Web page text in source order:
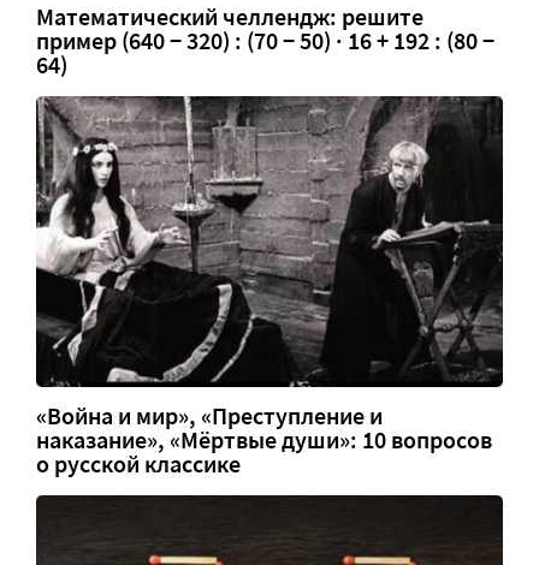
Математический челлендж: решите
пример (640 − 320) : (70 − 50) · 16 + 192 : (80 −
64)
«Война и мир», «Преступление и
наказание», «Мёртвые души»: 10 вопросов
о русской классике